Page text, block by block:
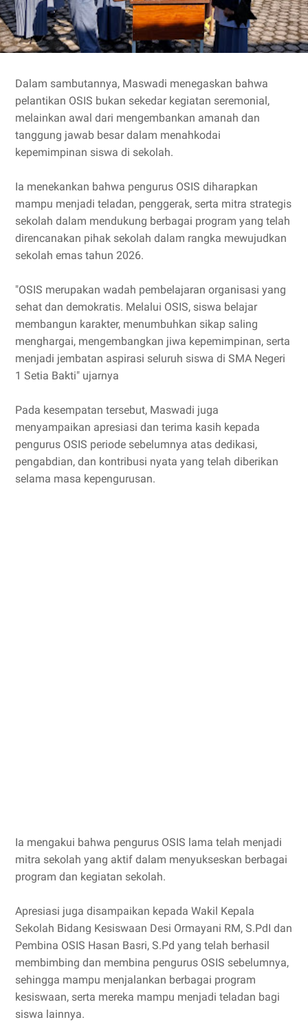
Dalam sambutannya, Maswadi menegaskan bahwa
pelantikan OSIS bukan sekedar kegiatan seremonial,
melainkan awal dari mengembankan amanah dan
tanggung jawab besar dalam menahkodai
kepemimpinan siswa di sekolah.
Ia menekankan bahwa pengurus OSIS diharapkan
mampu menjadi teladan, penggerak, serta mitra strategis
sekolah dalam mendukung berbagai program yang telah
direncanakan pihak sekolah dalam rangka mewujudkan
sekolah emas tahun 2026.
"OSIS merupakan wadah pembelajaran organisasi yang
sehat dan demokratis. Melalui OSIS, siswa belajar
membangun karakter, menumbuhkan sikap saling
menghargai, mengembangkan jiwa kepemimpinan, serta
menjadi jembatan aspirasi seluruh siswa di SMA Negeri
1 Setia Bakti" ujarnya
Pada kesempatan tersebut, Maswadi juga
menyampaikan apresiasi dan terima kasih kepada
pengurus OSIS periode sebelumnya atas dedikasi,
pengabdian, dan kontribusi nyata yang telah diberikan
selama masa kepengurusan.
Ia mengakui bahwa pengurus OSIS lama telah menjadi
mitra sekolah yang aktif dalam menyukseskan berbagai
program dan kegiatan sekolah.
Apresiasi juga disampaikan kepada Wakil Kepala
Sekolah Bidang Kesiswaan Desi Ormayani RM, S.PdI dan
Pembina OSIS Hasan Basri, S.Pd yang telah berhasil
membimbing dan membina pengurus OSIS sebelumnya,
sehingga mampu menjalankan berbagai program
kesiswaan, serta mereka mampu menjadi teladan bagi
siswa lainnya.